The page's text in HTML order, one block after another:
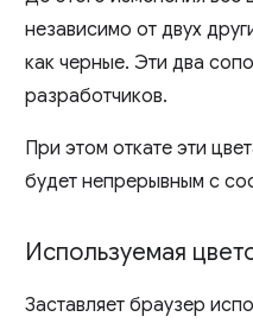
независимо от двух
как черные. Эти два
разработчиков.
При этом откате эти
будет непрерывным с
Используемая
Заставляет браузер